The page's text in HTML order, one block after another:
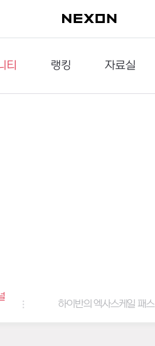
티
판
랭킹
던전랭킹
자료실
다운로드
하이반의 엑사스케일 패스